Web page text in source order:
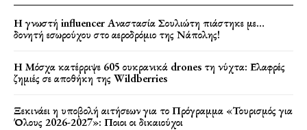
Η γνωστή influencer Αναστασία Σουλιώτη πιάστηκε με…
δονητή εσωρούχου στο αεροδρόμιο της Νάπολης!
Η Μόσχα κατέρριψε 605 ουκρανικά drones τη νύχτα: Ελαφρές
ζημιές σε αποθήκη της Wildberries
Ξεκινάει η υποβολή αιτήσεων για το Πρόγραμμα «Τουρισμός για
Όλους 2026-2027»: Ποιοι οι δικαιούχοι